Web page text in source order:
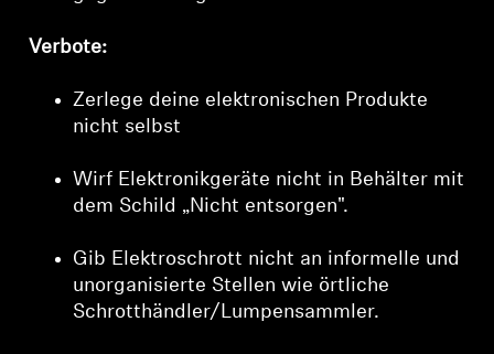
Verbote:
Zerlege deine elektronischen Produkte
nicht selbst
Wirf Elektronikgeräte nicht in Behälter mit
dem Schild „Nicht entsorgen".
Gib Elektroschrott nicht an informelle und
unorganisierte Stellen wie örtliche
Schrotthändler/Lumpensammler.